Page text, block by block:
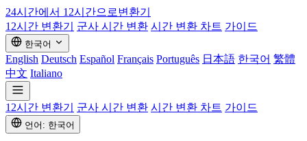
24시간에서 12시간으로변환기
12시간 변환기
군사 시간 변환 시간 변환 차트 가이드
한국어
English Deutsch Español Français Português 日本語 한국어 繁體
中文 Italiano
12시간 변환기 군사 시간 변환 시간 변환 차트 가이드
언어: 한국어